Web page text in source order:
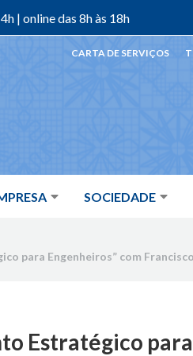
| online das 8h às 18h
SOCIEDADE
CARTA DE SERVIÇOS
para Engenheiros” com
Estratégico